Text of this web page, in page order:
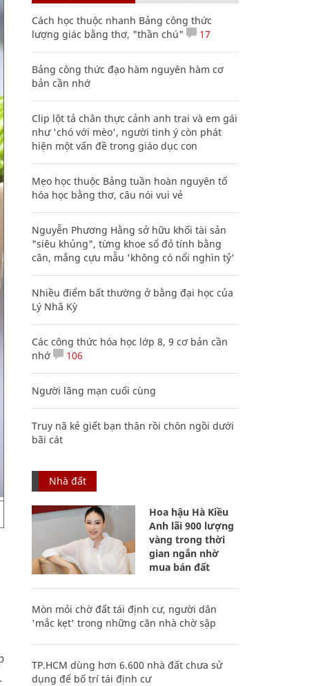
Cách học thuộc nhanh Bảng công thức
lượng giác bằng thơ, "thần chú"
17
Bảng công thức đạo hàm nguyên hàm cơ
bản cần nhớ
Clip lột tả chân thực cảnh anh trai và em gái
như 'chó với mèo', người tinh ý còn phát
hiện một vấn đề trong giáo dục con
Mẹo học thuộc Bảng tuần hoàn nguyên tố
hóa học bằng thơ, câu nói vui vẻ
Nguyễn Phương Hằng sở hữu khối tài sản
"siêu khủng", từng khoe sổ đỏ tính bằng
cân, mắng cựu mẫu 'không có nổi nghìn tỷ'
Nhiều điểm bất thường ở bằng đại học của
Lý Nhã Kỳ
Các công thức hóa học lớp 8, 9 cơ bản cần
nhớ
106
Người lãng mạn cuối cùng
Truy nã kẻ giết bạn thân rồi chôn ngồi dưới
bãi cát
Nhà đất
Hoa hậu Hà Kiều
Anh lãi 900 lượng
vàng trong thời
gian ngắn nhờ
mua bán đất
Mòn mỏi chờ đất tái định cư, người dân
'mắc kẹt' trong những căn nhà chờ sập
TP.HCM dùng hơn 6.600 nhà đất chưa sử
dụng để bố trí tái định cư